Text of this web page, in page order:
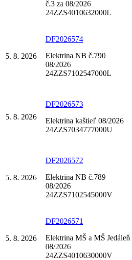
č.3 za 08/2026
24ZZS4010632000L
5. 8. 2026
DF2026574
Elektrina NB č.790
08/2026
24ZZS7102547000L
5. 8. 2026
DF2026573
Elektrina kaštieľ 08/2026
24ZZS7034777000U
5. 8. 2026
DF2026572
Elektrina NB č.789
08/2026
24ZZS7102545000V
5. 8. 2026
DF2026571
Elektrina MŠ a MŠ Jedáleň
08/2026
24ZZS4010630000V